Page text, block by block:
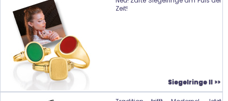
Zeit!
Siegelringe II >>